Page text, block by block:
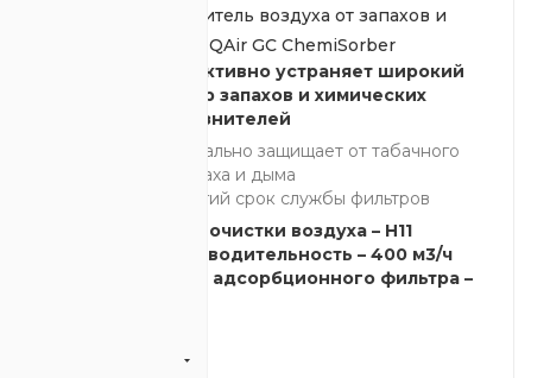
Очиститель воздуха от запахов и
газов IQAir GC ChemiSorber
Эффективно устраняет широкий
спектр запахов и химических
загрязнителей
Идеально защищает от табачного
запаха и дыма
Долгий срок службы фильтров
Класс очистки воздуха – H11
Производительность – 400 м3/ч
Масса адсорбционного фильтра –